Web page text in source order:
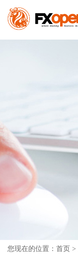
您现在的位置： 首页 >